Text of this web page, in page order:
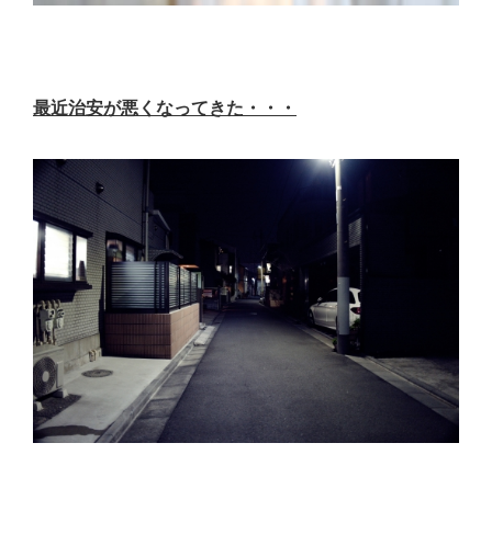
最近治安が悪くなってきた・・・